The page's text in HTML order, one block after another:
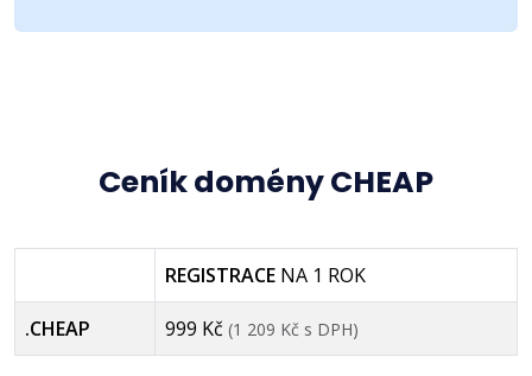
Ceník domény CHEAP
REGISTRACE NA 1 ROK
.CHEAP 999 Kč (1 209 Kč s DPH)